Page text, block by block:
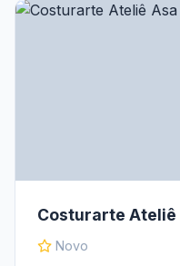
Costurarte Ateliê
Novo